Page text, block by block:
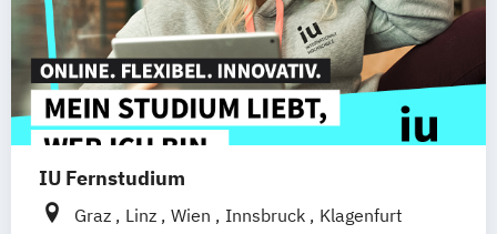
IU Fernstudium
Graz Linz Wien Innsbruck
Klagenfurt